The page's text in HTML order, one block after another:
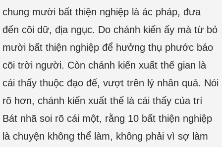
chung mười bất thiện nghiệp là ác pháp, đưa
đến cõi dữ, địa ngục. Do chánh kiến ấy mà từ bỏ
mười bất thiện nghiệp để hưởng thụ phước báo
cõi trời người. Còn chánh kiến xuất thế gian là
cái thấy thuộc đạo đế, vượt trên lý nhân quả. Nói
rõ hơn, chánh kiến xuất thế là cái thấy của trí
Bát nhã soi rõ cái một, rằng 10 bất thiện nghiệp
là chuyện không thể làm, không phải vì sợ làm